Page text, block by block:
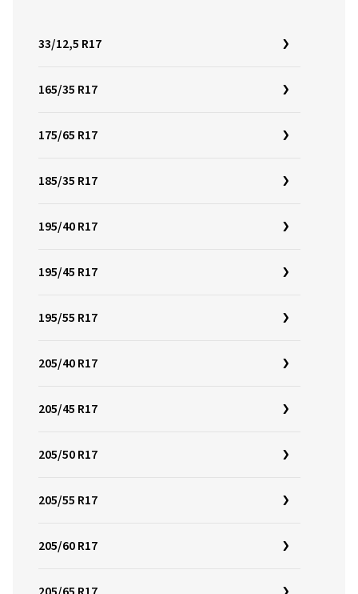
33/12,5 R17
165/35 R17
175/65 R17
185/35 R17
195/40 R17
195/45 R17
195/55 R17
205/40 R17
205/45 R17
205/50 R17
205/55 R17
205/60 R17